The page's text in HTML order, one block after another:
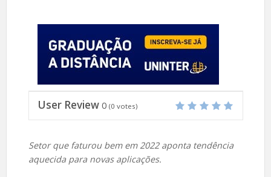
User Review 0 (0 votes)
Setor que faturou bem em 2022 aponta tendência
aquecida para novas aplicações.